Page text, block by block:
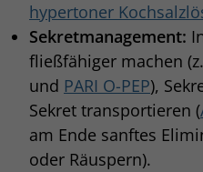
hypertoner
Sekretmanagement:
fließfähiger machen
und PARI O-PEP),
Sekret transportieren (
am Ende sanftes
oder Räuspern).